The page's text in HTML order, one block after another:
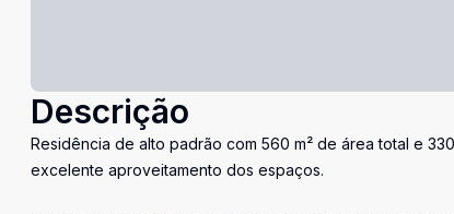
Descrição
Residência de alto padrão com 560 m² de área total e
excelente aproveitamento dos espaços.